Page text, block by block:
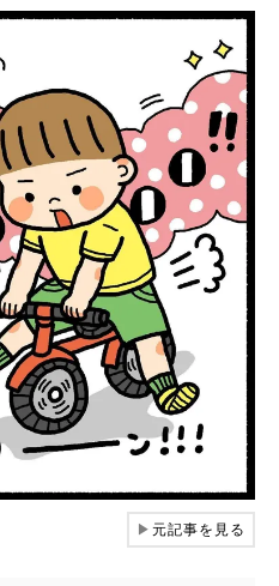
▶元記事を見る